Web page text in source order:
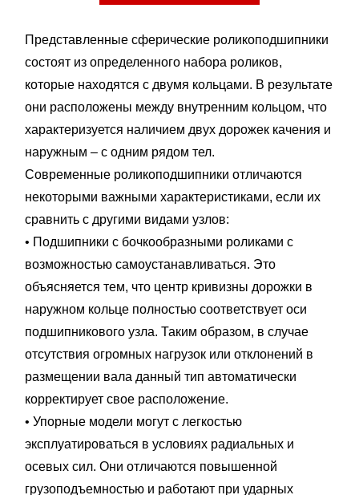
Представленные сферические роликоподшипники
состоят из определенного набора роликов,
которые находятся с двумя кольцами. В результате
они расположены между внутренним кольцом, что
характеризуется наличием двух дорожек качения и
наружным – с одним рядом тел.
Современные роликоподшипники отличаются
некоторыми важными характеристиками, если их
сравнить с другими видами узлов:
• Подшипники с бочкообразными роликами с
возможностью самоустанавливаться. Это
объясняется тем, что центр кривизны дорожки в
наружном кольце полностью соответствует оси
подшипникового узла. Таким образом, в случае
отсутствия огромных нагрузок или отклонений в
размещении вала данный тип автоматически
корректирует свое расположение.
• Упорные модели могут с легкостью
эксплуатироваться в условиях радиальных и
осевых сил. Они отличаются повышенной
грузоподъемностью и работают при ударных